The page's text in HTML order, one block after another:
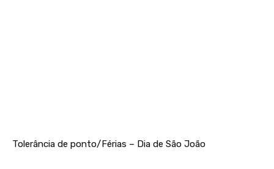
Tolerância de ponto/Férias – Dia de São João